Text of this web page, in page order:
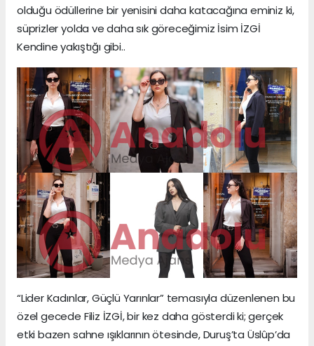
olduğu ödüllerine bir yenisini daha katacağına eminiz ki,
süprizler yolda ve daha sık göreceğimiz İsim İZGİ
Kendine yakıştığı gibi..
“Lider Kadınlar, Güçlü Yarınlar” temasıyla düzenlenen bu
özel gecede Filiz İZGİ, bir kez daha gösterdi ki; gerçek
etki bazen sahne ışıklarının ötesinde, Duruş’ta Üslûp’da